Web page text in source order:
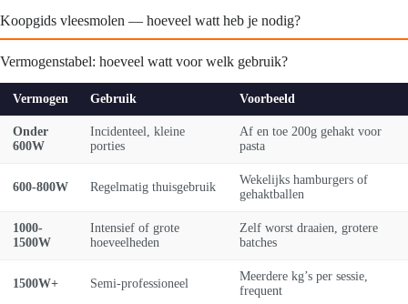
Koopgids vleesmolen — hoeveel watt heb je nodig?
Vermogenstabel: hoeveel watt voor welk gebruik?
Vermogen Gebruik Voorbeeld
Onder
600W
Incidenteel, kleine
porties
Af en toe 200g gehakt voor
pasta
600-800W Regelmatig thuisgebruik
Wekelijks hamburgers of
gehaktballen
1000-
1500W
Intensief of grote
hoeveelheden
Zelf worst draaien, grotere
batches
1500W+ Semi-professioneel
Meerdere kg’s per sessie,
frequent